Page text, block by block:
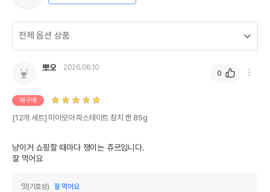
뽀오 2026.06.10
재구매
[12개 세트] 미아모아 파스테이트 참치 캔 85g
냥이거 쇼핑할 때마다 쟁이는 츄르입니다.
맛(기호성)
잘 먹어요
0